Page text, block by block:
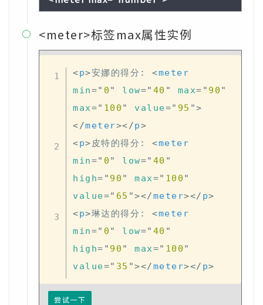
 <meter>标签max属性实例
<p>安娜的得分: <meter
min=" 0 " low=" 40 " max= " 90 "
max=" 100 " value=" 95 ">
</meter></p>
<p> 皮特的得分: <meter
min=" 0 " low=" 40 "
high= " 90 " max=" 100 "
value=" 65 "></meter></ p>
<p>琳达的得分: <meter
min=" 0 " low=" 40 "
high= " 90 " max=" 100 "
value=" 35 "></meter></ p>
尝试一下